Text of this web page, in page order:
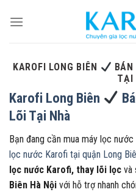
KAROFI LONG BIÊN
TẠI
Karofi Long Biên
Lõi Tại Nhà
Bạn đang cần mua máy lọc
lọc nước Karofi tại quận Long
lọc nước Karofi, thay lõi lọc và
Biên Hà Nội với hỗ trợ nhanh